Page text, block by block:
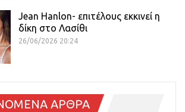
Jean Hanlon- επιτέλους εκκινεί η
δίκη στο Λασίθι
26/06/2026 20:24
ΑΡΘΡΑ